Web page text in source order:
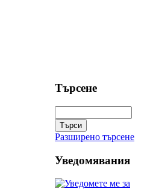
Търсене
Разширено търсене
Уведомявания